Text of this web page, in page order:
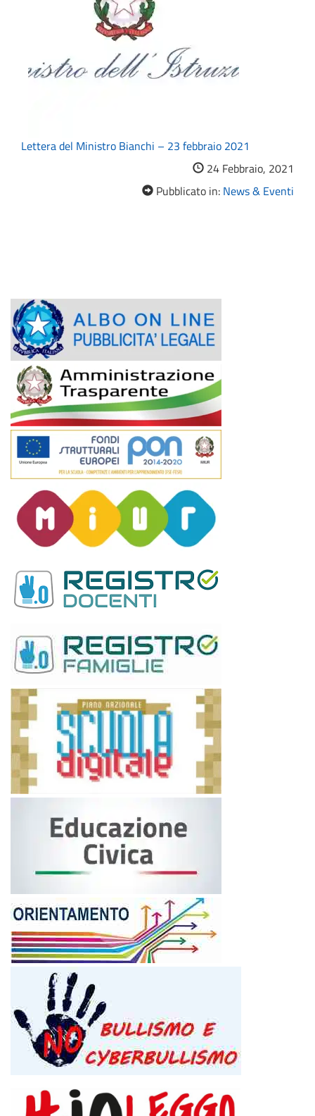
Lettera del Ministro Bianchi – 23 febbraio 2021
24 Febbraio, 2021
Pubblicato in: News & Eventi